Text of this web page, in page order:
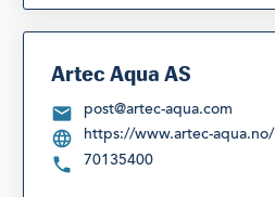
Artec Aqua AS
post@artec-aqua.com
https://www.artec-aqua.no/
70135400